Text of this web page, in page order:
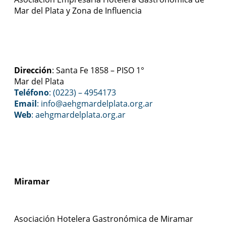
Mar del Plata y Zona de Influencia
Dirección: Santa Fe 1858 – PISO 1°
Mar del Plata
Teléfono: (0223) – 4954173
Email: info@aehgmardelplata.org.ar
Web: aehgmardelplata.org.ar
Miramar
Asociación Hotelera Gastronómica de Miramar